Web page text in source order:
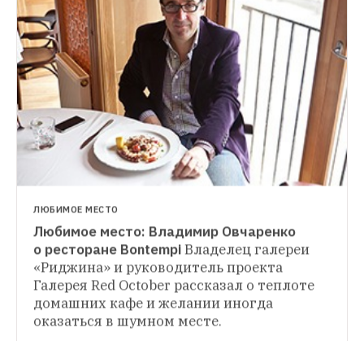
ЛЮБИМОЕ МЕСТО
Совладелец Chop-Chop
Данила Антоновский рассказал The Village
об универсальном баре, где приятно
Любимое место: Алексей Малыбаев о Shop
& Bar Denis SimachevКреативный директор
и партнёр агентства Firma рассказал о
своих хитах в любимых ресторанах
города и о том, что со сменой шефа место
ЛЮБИМОЕ МЕСТО
Любимое место: Владимир Овчаренко
о ресторане Bontempi Владелец галереи
«Риджина» и руководитель проекта
Галерея Red October рассказал о теплоте
домашних кафе и желании иногда
оказаться в шумном месте.